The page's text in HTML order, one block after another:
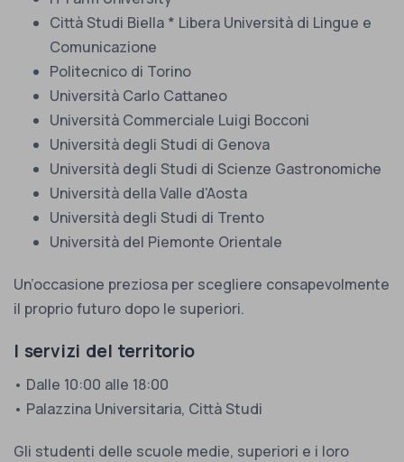
Città Studi Biella * Libera Università di Lingue e
Comunicazione
Politecnico di Torino
Università Carlo Cattaneo
Università Commerciale Luigi Bocconi
Università degli Studi di Genova
Università degli Studi di Scienze Gastronomiche
Università della Valle d'Aosta
Università degli Studi di Trento
Università del Piemonte Orientale
Un’occasione preziosa per scegliere consapevolmente
il proprio futuro dopo le superiori.
I servizi del territorio
• Dalle 10:00 alle 18:00
• Palazzina Universitaria, Città Studi
Gli studenti delle scuole medie, superiori e i loro